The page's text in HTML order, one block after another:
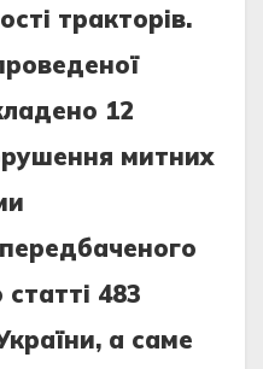
тракторів.
12
митних
483
а саме